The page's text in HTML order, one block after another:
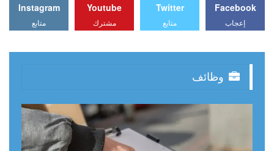
Facebook
إعجاب
Twitter
متابع
Youtube
مشترك
Instagram
متابع
وظائف